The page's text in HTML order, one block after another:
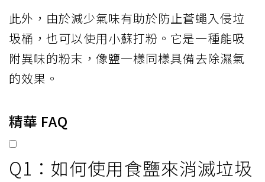
此外，由於減少氣味有助於防止蒼蠅入侵垃
圾桶，也可以使用小蘇打粉。它是一種能吸
附異味的粉末，像鹽一樣同樣具備去除濕氣
的效果。
精華 FAQ
Q1：如何使用食鹽來消滅垃圾